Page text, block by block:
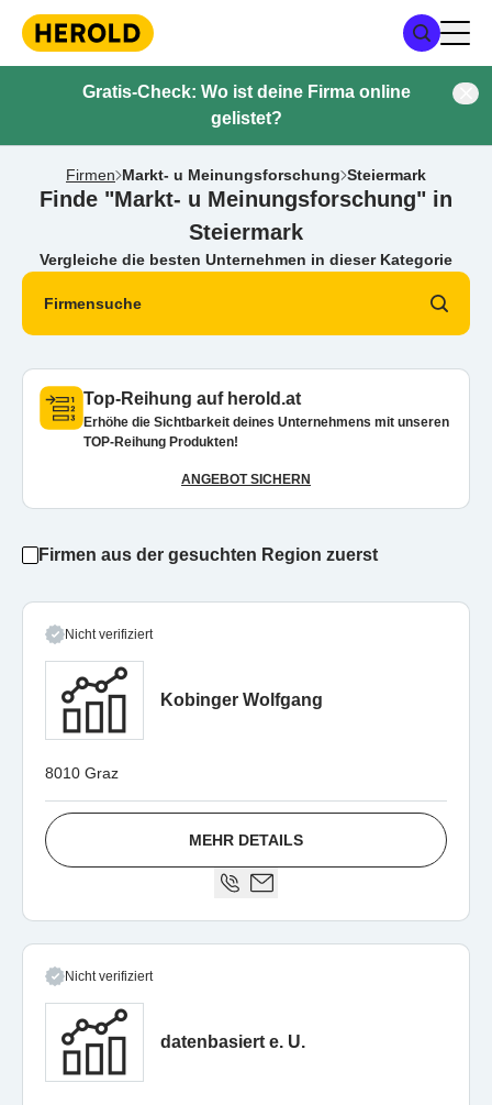
Gratis-Check: Wo ist deine Firma online
gelistet?
Firmen Markt- u Meinungsforschung Steiermark
Finde "Markt- u Meinungsforschung" in
Steiermark
Vergleiche die besten Unternehmen in dieser Kategorie
Firmensuche
Top-Reihung auf herold.at
Erhöhe die Sichtbarkeit deines Unternehmens mit unseren
TOP-Reihung Produkten!
ANGEBOT SICHERN
Firmen aus der gesuchten Region zuerst
Nicht verifiziert
Kobinger Wolfgang
8010 Graz
MEHR DETAILS
Nicht verifiziert
datenbasiert e. U.